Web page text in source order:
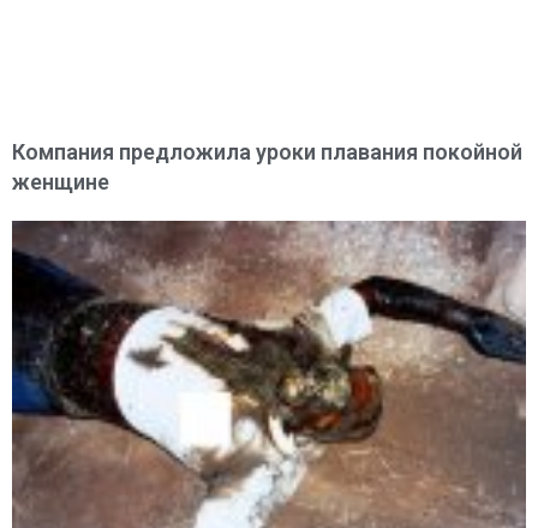
Компания предложила уроки плавания покойной
женщине